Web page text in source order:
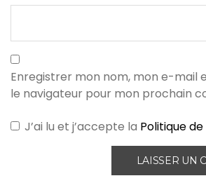
Enregistrer mon nom, mon e-mail
le navigateur pour mon prochain
J’ai lu et j’accepte la Politique